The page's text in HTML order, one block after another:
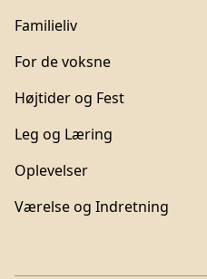
Familieliv
For de voksne
Højtider og Fest
Leg og Læring
Oplevelser
Værelse og Indretning